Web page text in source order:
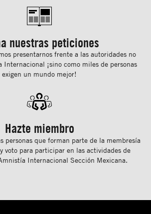
nuestras peticiones
presentarnos frente a las autoridades no
Internacional ¡sino como miles de personas
exigen un mundo mejor!
Hazte miembro
personas que forman parte de la membresía
voto para participar en las actividades de
Internacional Sección Mexicana.